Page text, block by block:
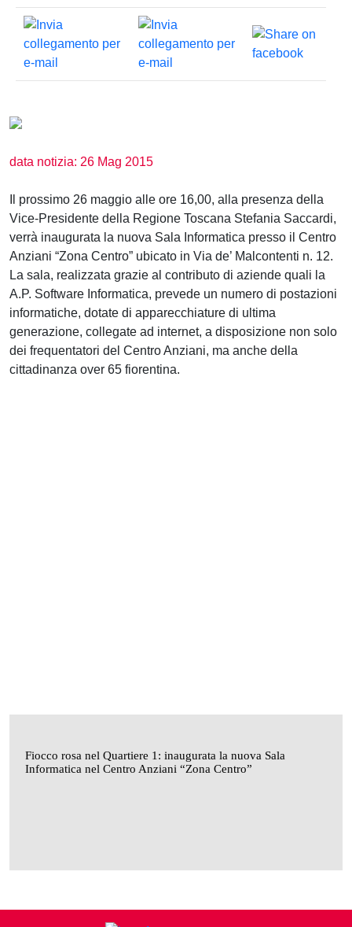
data notizia: 26 Mag 2015
Il prossimo 26 maggio alle ore 16,00, alla presenza della
Vice-Presidente della Regione Toscana Stefania Saccardi,
verrà inaugurata la nuova Sala Informatica presso il Centro
Anziani “Zona Centro” ubicato in Via de’ Malcontenti n. 12.
La sala, realizzata grazie al contributo di aziende quali la
A.P. Software Informatica, prevede un numero di postazioni
informatiche, dotate di apparecchiature di ultima
generazione, collegate ad internet, a disposizione non solo
dei frequentatori del Centro Anziani, ma anche della
cittadinanza over 65 fiorentina.
Fiocco rosa nel Quartiere 1: inaugurata la nuova Sala
Informatica nel Centro Anziani “Zona Centro”